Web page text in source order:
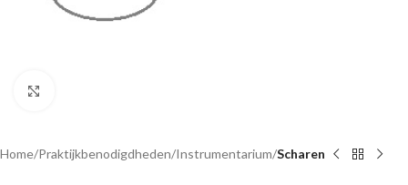
Home Praktijkbenodigdheden Instrumentarium Scharen